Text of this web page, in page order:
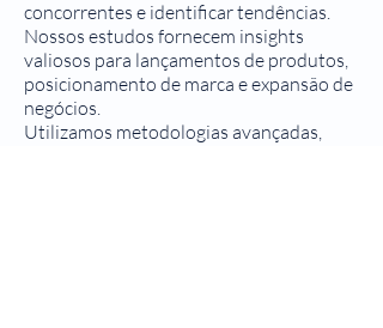
concorrentes e identificar tendências.
Nossos estudos fornecem insights
valiosos para lançamentos de produtos,
posicionamento de marca e expansão de
negócios.
Utilizamos metodologias avançadas,